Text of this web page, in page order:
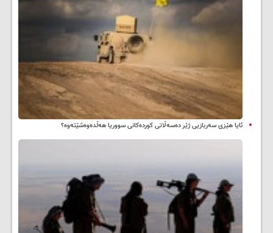
ئایا هێزی سەربازیی ژێر دەسەڵاتی کوردەکانی سووریا هەڵدەوەشێتەوە؟